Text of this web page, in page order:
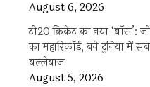
August 6, 2026
टी20 क्रिकेट का नया ‘बॉस’:
का महारिकॉर्ड, बने दुनिया में
बल्लेबाज
August 5, 2026